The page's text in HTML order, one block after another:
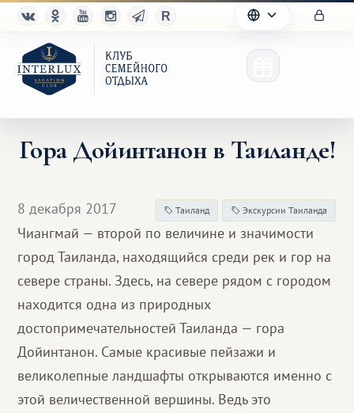
Преимущества
Партнерам
Благотворительность
Гора Дойинтанон в Таиланде!
8 декабря 2017 Таиланд Экскурсии Таиланда
Чиангмай — второй по величине и значимости
город Таиланда, находящийся среди рек и гор на
севере страны. Здесь, на севере рядом с городом
находится одна из природных
достопримечательностей Таиланда — гора
Дойинтанон. Самые красивые пейзажи и
великолепные ландшафты открываются именно с
этой величественной вершины. Ведь это